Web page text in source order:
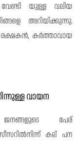
യുള്ള വലിയ
അറിയിക്കുന്നു.
രക്ഷകൻ, കർത്താവായ
വായന
പേര്
കല് പന